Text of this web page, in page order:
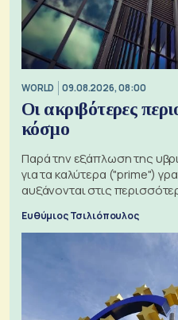
WORLD 09.08.2026, 08:00
Οι ακριβότερες
κόσμο
Παρά την εξάπλωση της
για τα καλύτερα ("prime")
αυξάνονται στις
Ευθύμιος Τσιλιόπουλος